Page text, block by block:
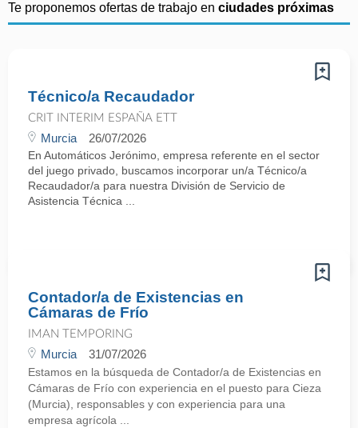
Te proponemos ofertas de trabajo en ciudades próximas
Técnico/a Recaudador
CRIT INTERIM ESPAÑA ETT
Murcia 26/07/2026
En Automáticos Jerónimo, empresa referente en el sector
del juego privado, buscamos incorporar un/a Técnico/a
Recaudador/a para nuestra División de Servicio de
Asistencia Técnica ...
Contador/a de Existencias en
Cámaras de Frío
IMAN TEMPORING
Murcia 31/07/2026
Estamos en la búsqueda de Contador/a de Existencias en
Cámaras de Frío con experiencia en el puesto para Cieza
(Murcia), responsables y con experiencia para una
empresa agrícola ...